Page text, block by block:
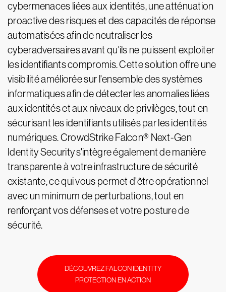
cybermenaces liées aux identités, une atténuation
proactive des risques et des capacités de réponse
automatisées afin de neutraliser les
cyberadversaires avant qu'ils ne puissent exploiter
les identifiants compromis. Cette solution offre une
visibilité améliorée sur l'ensemble des systèmes
informatiques afin de détecter les anomalies liées
aux identités et aux niveaux de privilèges, tout en
sécurisant les identifiants utilisés par les identités
numériques. CrowdStrike Falcon® Next-Gen
Identity Security s'intègre également de manière
transparente à votre infrastructure de sécurité
existante, ce qui vous permet d'être opérationnel
avec un minimum de perturbations, tout en
renforçant vos défenses et votre posture de
sécurité.
DÉCOUVREZ FALCON IDENTITY
PROTECTION EN ACTION